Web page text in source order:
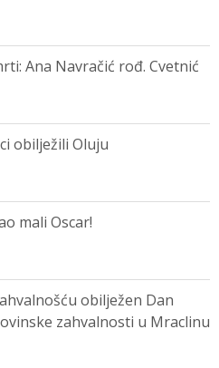
Ana Navračić rođ. Cvetnić
obilježili Oluju
mali Oscar!
obilježen Dan
zahvalnosti u Mraclinu